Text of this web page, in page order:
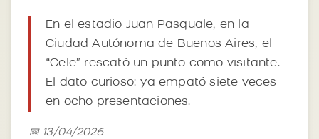
En el estadio Juan Pasquale, en la
Ciudad Autónoma de Buenos Aires, el
“Cele” rescató un punto como visitante.
El dato curioso: ya empató siete veces
en ocho presentaciones.
📅 13/04/2026